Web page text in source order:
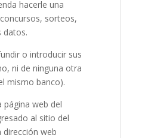
hacerle una
sorteos,
datos.
o introducir sus
ni de ninguna otra
mismo banco).
web del
al sitio del
dirección web